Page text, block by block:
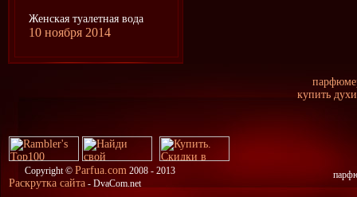
Женская туалетная вода
10 ноября 2014
купить
Copyright © Parfua.com 2008 - 2013
Раскрутка сайта - DvaCom.net